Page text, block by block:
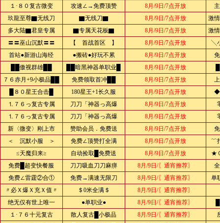
１·８０复古微变
攻速∠→免费顶赞 8月/9日/7点开放
玖龍至尊▇无线刀
▇无线刀▇ 8月/9日/7点开放
激
多大陆▇君皇专属
▇专属天花板▇ 8月/9日/7点开放
激
〓〓巫山沉默〓〓
【 首战首区 】 8月/9日/7点开放
╲
首站●新游山海经
●搬砖●好玩不累 8月/9日/7点开放
██傲视群雄██
██暗黑神器单职业█ 8月/9日/7点开放
７６赤月+9小极品██
免费领取首冲██ 8月/9日/7点开放
█８０星王合击█
180星王+1长久服 8月/9日/7点开放
◆
⒈７６っ复古专属
刀刀「神器っ高爆 8月/9日/7点开放
⒈７６っ复古专属
刀刀「神器っ高爆 8月/9日/7点开放
新〈微变〉刚上市
赞助会员．免费送 8月/9日/7点开放
＜ 沉默小服 ＞
免费∠顶赞打全满 8月/9日/7点开放
﹌
≤天魔归来≥
自动捡取█免费送 8月/9日/7点开放
★
免费█超变快餐服
刀刀吸血刀刀麻痹 8月/9日/〖通宵推荐〗
免费∠雷霆②合①
免费→满速无限刀 8月/9日/〖通宵推荐〗
单
〃必Ｘ爆Ｘ充Ｘ值〃
＄0米全满＄
8月/9日/〖通宵推荐〗
绝无仅有世上唯一
●单职业● 8月/9日/〖通宵推荐〗
１·７６十元复古
散人复古█小极品 8月/9日/〖通宵推荐〗